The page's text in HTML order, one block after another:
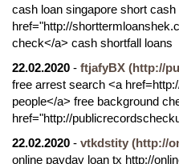
cash loan singapore short cash
href="http://
check</a> cash shortfall loans
22.02.2020 - ftjafyBX (http://
free arrest search <a
people</a> free background
href="http://
22.02.2020 - vtkdstity (http://
online payday loan tx http://